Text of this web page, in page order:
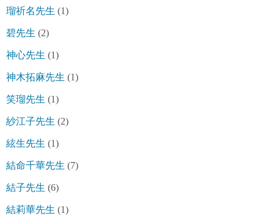
瑠祈名先生 (1)
碧先生 (2)
神心先生 (1)
神木拓麻先生 (1)
笑瑠先生 (1)
紗江子先生 (2)
絃生先生 (1)
結命千華先生 (7)
結子先生 (6)
結莉華先生 (1)